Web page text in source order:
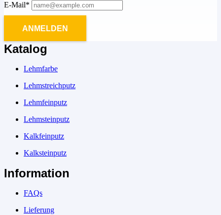
E-Mail*
ANMELDEN
Katalog
Lehmfarbe
Lehmstreichputz
Lehmfeinputz
Lehmsteinputz
Kalkfeinputz
Kalksteinputz
Information
FAQs
Lieferung